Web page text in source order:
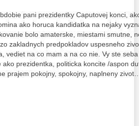
pani prezidentky Caputovej konci,
ako horuca kandidatka na nejaky
bolo amaterske, miestami smutne,
zakladnych predpokladov uspesneho
vediet na co mam a na co nie. Vy ste
prezidentka, politicka koncite /aspon
prajem pokojny, spokojny, naplneny